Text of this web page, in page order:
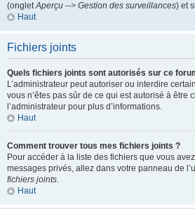
(ongletAperçu --> Gestion des surveillances) et
Haut
Fichiers joints
Quels fichiers joints sont autorisés sur ce
L’administrateur peut autoriser ou interdire
vous n’êtes pas sûr de ce qui est autorisé à être
l’administrateur pour plus d’informations.
Haut
Comment trouver tous mes fichiers joints ?
Pour accéder à la liste des fichiers que vous
messages privés, allez dans votre panneau de
fichiers joints.
Haut